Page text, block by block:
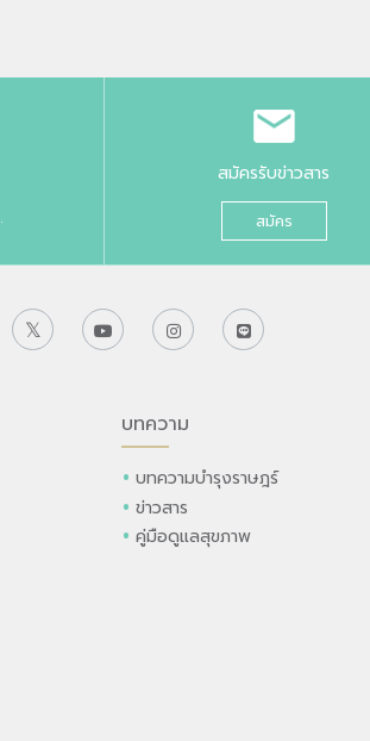
สมัครรับข่าวสาร
สมัคร
บทความ
บทความบำรุงราษฎร์
ข่าวสาร
คู่มือดูแลสุขภาพ